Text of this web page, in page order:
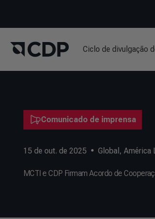
Ciclo de divulgação
Comunicado de imprensa
15 de out. de 2025 • Global , América
MCTI e CDP Firmam Acordo de